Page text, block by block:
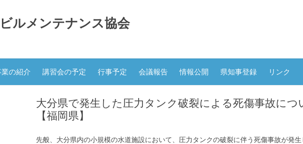
ルメンテナンス協会
ン
テ
ス
キ
の紹介 講習会の予定 行事予定 会議報告 情報公開 県知事登録 リンク
大分県で発生した圧力タンク破裂による死傷事故につ
【福岡県】
先般、大分県内の小規模の水道施設において、圧力タンクの破裂に伴う死傷事故が発生